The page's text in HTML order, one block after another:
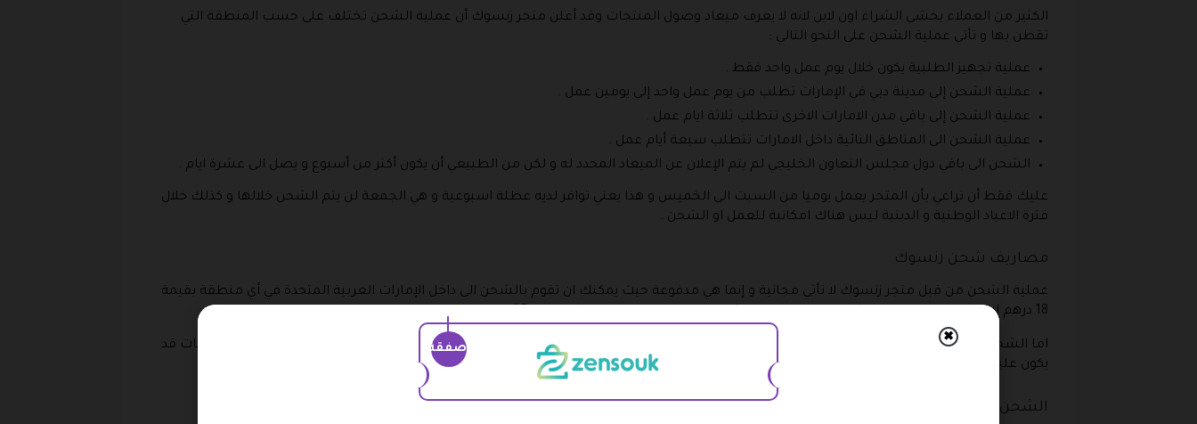
الكثير من العملاء يخشى الشراء اون لاين لانه لا يعرف ميعاد وصول المنتجات وقد أعلن متجر زنسوك أن عملية الشحن تختلف على حسب المنطقة التي
تقطن بها و تأتي عملية الشحن على النحو التالي :
عملية تجهيز الطلبية يكون خلال يوم عمل واحد فقط .
عملية الشحن إلى مدينة دبي في الإمارات تطلب من يوم عمل واحد إلى يومين عمل .
عملية الشحن إلى باقي مدن الامارات الاخرى تتطلب ثلاثة ايام عمل .
عملية الشحن الى المناطق النائية داخل الامارات تتطلب سبعة أيام عمل .
الشحن الى باقي دول مجلس التعاون الخليجي لم يتم الإعلان عن الميعاد المحدد له و لكن من الطبيعي أن يكون أكثر من أسبوع و يصل الى عشرة ايام .
عليك فقط أن تراعي بأن المتجر يعمل يوميا من السبت الى الخميس و هذا يعني توافر لديه عطلة اسبوعية و هي الجمعة لن يتم الشحن خلالها و كذلك خلال
فترة الاعياد الوطنية و الدينية ليس هناك امكانية للعمل او الشحن .
مصاريف شحن زنسوك
عملية الشحن من قبل متجر زنسوك لا تأتي مجانية و إنما هي مدفوعة حيث يمكنك ان تقوم بالشحن الى داخل الإمارات العربية المتحدة في أي منطقة بقيمة
18 درهم إماراتي بينما في حالة الشحن الى المناطق النائية و البعدية تصل قيمة الشحن الى 25 درهم .
اما الشحن إلى دول مجلس التعاون الخليجي في ستتمكن من معرفة قيمته بعد إجراء الطلبية و ذلك لأنه يختلف من دولة إلى أخرى و في بعض الطلبات قد
يكون عليها جمارك او ضرائب فيتم ابلاغك بها ايضا .
الشحن المجاني زنسوك
صفقة
✖